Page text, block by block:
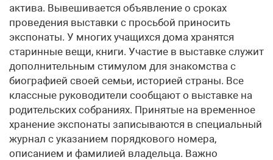
актива. Вывешивается объявление о сроках
проведения выставки с просьбой приносить
экспонаты. У многих учащихся дома хранятся
старинные вещи, книги. Участие в выставке служит
дополнительным стимулом для знакомства с
биографией своей семьи, историей страны. Все
классные руководители сообщают о выставке на
родительских собраниях. Принятые на временное
хранение экспонаты записываются в специальный
журнал с указанием порядкового номера,
описанием и фамилией владельца. Важно